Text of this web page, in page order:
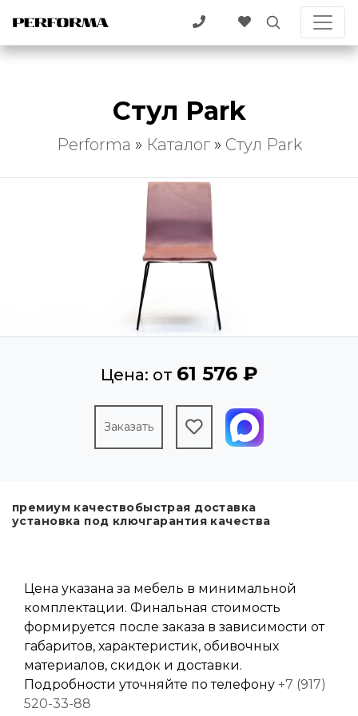
Стул Park
Performa » Каталог » Стул Park
Цена: от 61 576 ₽
Заказать
премиум качествобыстрая доставка
установка под ключгарантия качества
Цена указана за мебель в минимальной
комплектации. Финальная стоимость
формируется после заказа в зависимости от
габаритов, характеристик, обивочных
материалов, скидок и доставки.
Подробности уточняйте по телефону +7 (917)
520-33-88